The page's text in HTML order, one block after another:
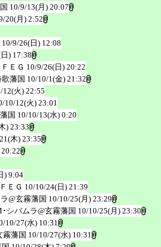
10/9/13(月) 20:07
20(月) 2:52
10/9/26(日) 12:08
) 17:38
ＥＧ 10/9/26(日) 20:22
藩国 10/10/1(金) 21:32
12(火) 22:55
10/12(火) 23:01
国 10/10/13(水) 0:20
) 23:33
木) 23:35
) 9:04
ＥＧ 10/10/24(日) 21:39
@玄霧藩国 10/10/25(月) 23:29
シバムラ@玄霧藩国 10/10/25(月) 23:30
10/27(水) 10:31
霧藩国 10/10/27(水) 10:31